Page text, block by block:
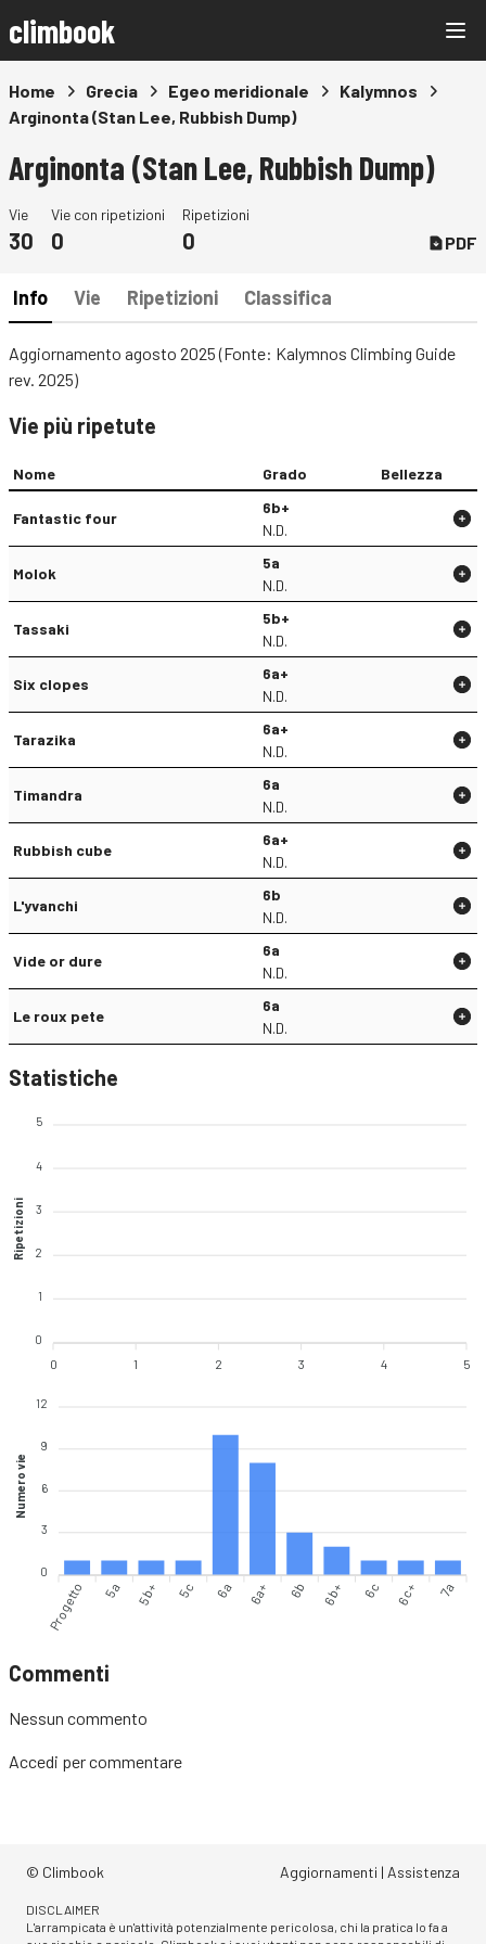
climbook
Home Grecia Egeo meridionale
Kalymnos
Arginonta (Stan Lee, Rubbish Dump)
Arginonta (Stan Lee, Rubbish Dump)
Vie
30
Vie con ripetizioni
0
Ripetizioni
0 PDF
Info Vie Ripetizioni Classifica
Aggiornamento agosto 2025 (Fonte: Kalymnos Climbing Guide
rev. 2025)
Vie più ripetute
Nome Grado Bellezza
Fantastic four
6b+
N.D.
Molok
5a
N.D.
Tassaki
5b+
N.D.
Six clopes
6a+
N.D.
Tarazika
6a+
N.D.
Timandra
6a
N.D.
Rubbish cube
6a+
N.D.
L'yvanchi
6b
N.D.
Vide or dure
6a
N.D.
Le roux pete
6a
N.D.
Statistiche
5
4
3
2
1
0
Ripetizioni
0 1 2 3 4 5
12
9
6
3
0
Numero vie
Progetto 5a 5b+ 5c 6a 6a+ 6b 6b+ 6c 6c+ 7a
Commenti
Nessun commento
Accedi per commentare
© Climbook Aggiornamenti | Assistenza
DISCLAIMER
L'arrampicata è un'attività potenzialmente pericolosa, chi la pratica lo fa a